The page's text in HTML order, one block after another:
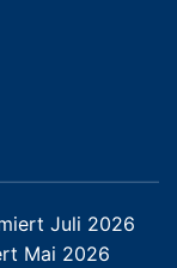
Juli 2026
Mai 2026